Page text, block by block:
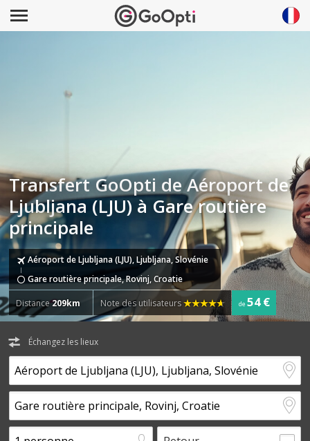
Transfert GoOpti de Aéroport de
Ljubljana (LJU) à Gare routière
principale
Aéroport de Ljubljana (LJU), Ljubljana, Slovénie
Gare routière principale, Rovinj, Croatie
Distance209km Note des utilisateurs de 54 €
Échangez les lieux